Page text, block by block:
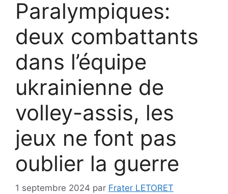
Paralympiques:
deux combattants
dans l’équipe
ukrainienne de
volley-assis, les
jeux ne font pas
oublier la guerre
1 septembre 2024 par Frater LETORET